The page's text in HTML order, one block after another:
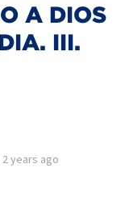
A DIOS
III.
2 years ago